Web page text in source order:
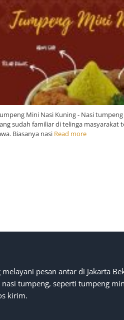
Mini Nasi Kuning - Nasi
sudah familiar di telinga masyarakat
Biasanya nasi Read more
pesan antar di Jakarta
tumpeng, seperti tumpeng
kirim.